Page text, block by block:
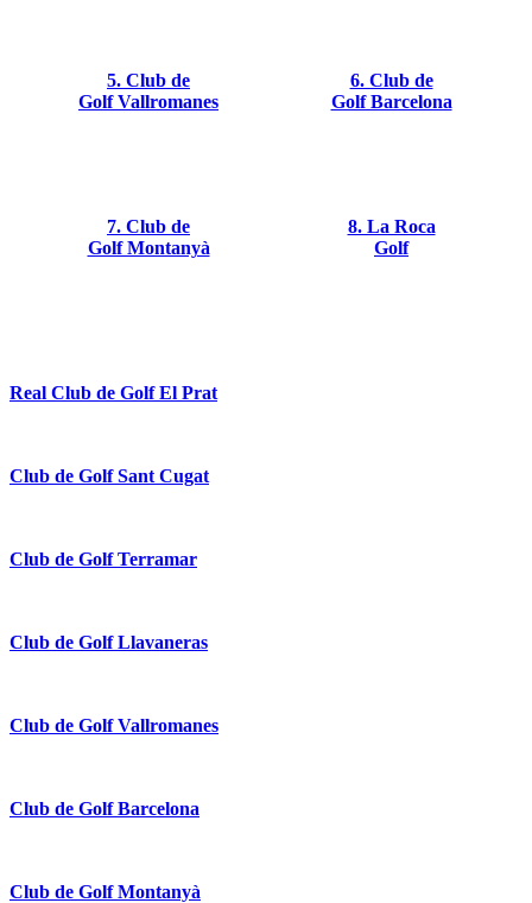
5. Club de
Golf Vallromanes
6. Club de
Golf Barcelona
7. Club de
Golf Montanyà
8. La Roca
Golf
Real Club de Golf El Prat
Club de Golf Sant Cugat
Club de Golf Terramar
Club de Golf Llavaneras
Club de Golf Vallromanes
Club de Golf Barcelona
Club de Golf Montanyà